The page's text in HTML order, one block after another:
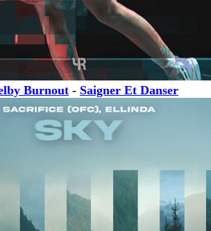
Burnout - Saigner Et Danser